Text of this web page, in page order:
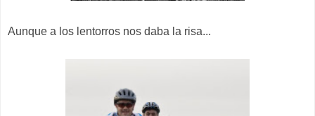
Aunque a los lentorros nos daba la risa...